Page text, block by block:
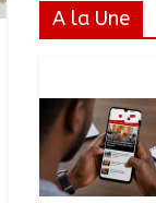
A la Une